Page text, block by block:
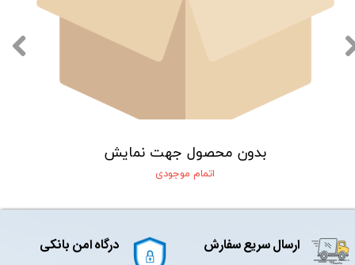
بدون محصول جهت نمایش
اتمام موجودی
ارسال سریع سفارش درگاه امن بانکی